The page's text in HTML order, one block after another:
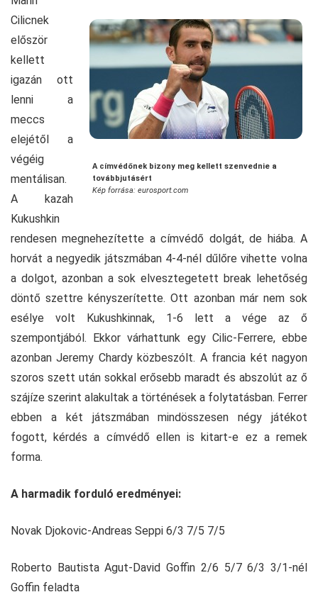
A címvédőnek bizony meg kellett szenvednie a
továbbjutásért
Kép forrása: eurosport.com
Cilicnek
először
kellett
igazán ott
lenni a
meccs
elejétől a
végéig
mentálisan.
A kazah
Kukushkin
rendesen megnehezítette a címvédő dolgát, de hiába. A
horvát a negyedik játszmában 4-4-nél dűlőre vihette volna
a dolgot, azonban a sok elvesztegetett break lehetőség
döntő szettre kényszerítette. Ott azonban már nem sok
esélye volt Kukushkinnak, 1-6 lett a vége az ő
szempontjából. Ekkor várhattunk egy Cilic-Ferrere, ebbe
azonban Jeremy Chardy közbeszólt. A francia két nagyon
szoros szett után sokkal erősebb maradt és abszolút az ő
szájíze szerint alakultak a történések a folytatásban. Ferrer
ebben a két játszmában mindösszesen négy játékot
fogott, kérdés a címvédő ellen is kitart-e ez a remek
forma.
A harmadik forduló eredményei:
Novak Djokovic-Andreas Seppi 6/3 7/5 7/5
Roberto Bautista Agut-David Goffin 2/6 5/7 6/3 3/1-nél
Goffin feladta